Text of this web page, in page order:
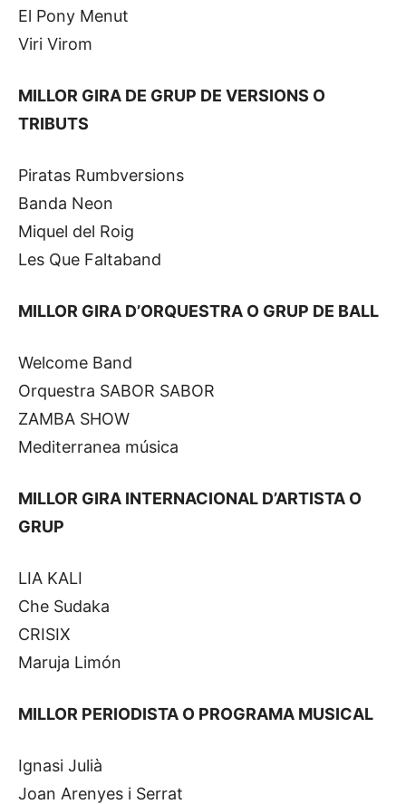
El Pony Menut
Viri Virom
MILLOR GIRA DE GRUP DE VERSIONS O
TRIBUTS
Piratas Rumbversions
Banda Neon
Miquel del Roig
Les Que Faltaband
MILLOR GIRA D’ORQUESTRA O GRUP DE BALL
Welcome Band
Orquestra SABOR SABOR
ZAMBA SHOW
Mediterranea música
MILLOR GIRA INTERNACIONAL D’ARTISTA O
GRUP
LIA KALI
Che Sudaka
CRISIX
Maruja Limón
MILLOR PERIODISTA O PROGRAMA MUSICAL
Ignasi Julià
Joan Arenyes i Serrat